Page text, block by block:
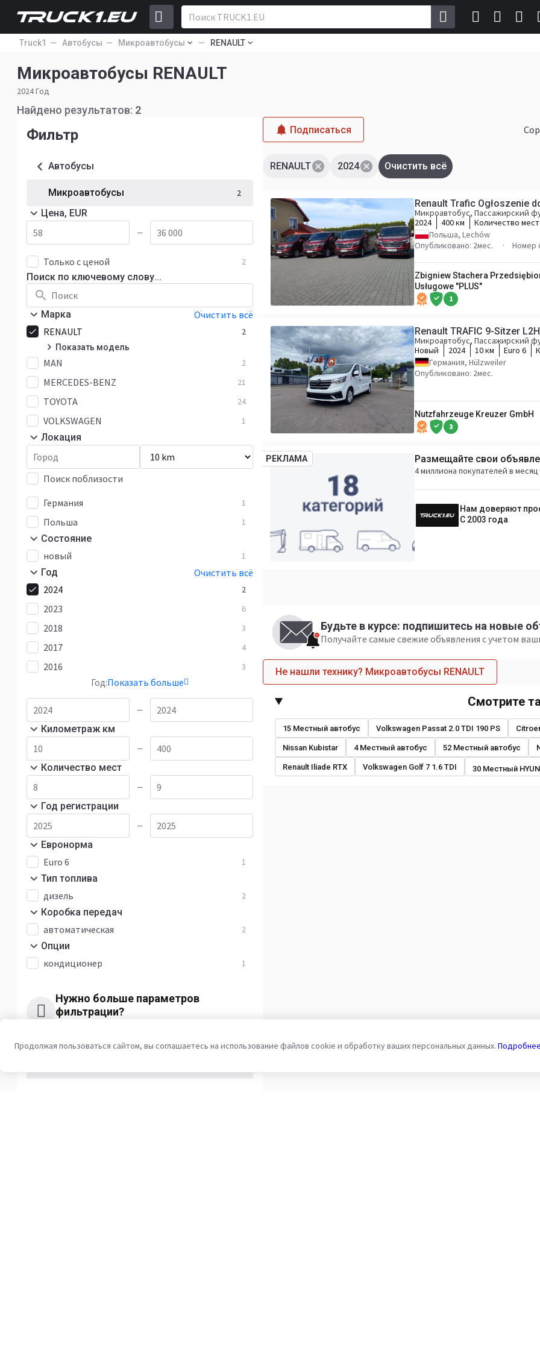
Truck1 Автобусы Микроавтобусы RENAULT
Микроавтобусы RENAULT
2024 Год
Найдено результатов: 2
Фильтр
Автобусы
Микроавтобусы 2
Цена, EUR
—
Только с ценой 2
Поиск по ключевому слову...
Марка
Очистить всё
RENAULT
2
Показать модель
Trafic 2
MAN 2
MERCEDES-BENZ 21
TOYOTA 24
VOLKSWAGEN 1
Локация
Поиск поблизости
Германия
1
Польша 1
Состояние
новый 1
Год
Очистить всё
2024
2
2023 6
2018 3
2017 4
2016 3
Год:Показать больше
—
Километраж км
—
Количество мест
—
Год регистрации
—
Евронорма
Euro 6 1
Тип топлива
дизель 2
Коробка передач
автоматическая 2
Опции
кондиционер 1
Нужно больше параметров
фильтрации?
Подписаться
RENAULT 2024 Очистить всё
Renault Trafic Ogłoszenie
Микроавтобус, Пассажирский
2024
400 км Количество мест:
Польша, Lechów
Опубликовано: 2мес.
Номер
Zbigniew Stachera
Usługowe "PLUS"
1
Renault TRAFIC 9-Sitzer
Микроавтобус, Пассажирский
Новый
2024 10 км Euro 6
Германия, Hülzweiler
Опубликовано: 2мес.
Nutzfahrzeuge Kreuzer GmbH
3
РЕКЛАМА Размещайте свои
4 миллиона покупателей в
Нам доверяют
С 2003 года
Будьте в курсе: подпишитесь на новые
Получайте самые свежие объявления с учетом
Не нашли технику? Микроавтобусы RENAULT
Смотрите
15 Местный автобус Volkswagen Passat 2.0 TDI 190 PS
Nissan Kubistar 4 Местный автобус 52 Местный автобус
Renault Iliade RTX Volkswagen Golf 7 1.6 TDI 30 Местный
Продолжая пользоваться сайтом, вы соглашаетесь на использование файлов cookie и обработку ваших персональных данных. Подробнее